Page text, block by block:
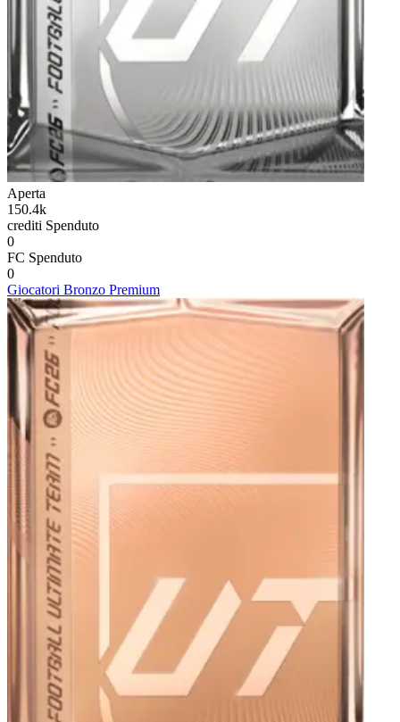
Aperta
150.4k
crediti Spenduto
0
FC Spenduto
0
Giocatori Bronzo Premium